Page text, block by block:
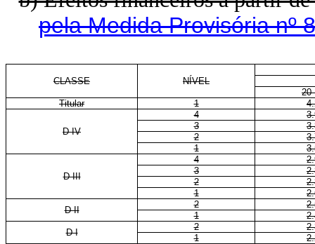
pela Medida Provisória nº
CLASSE
NÍVEL
20
Titular
1
D IV
4
3
2
1
D III
4
3
2
1
D II
2
1
D I
2
1